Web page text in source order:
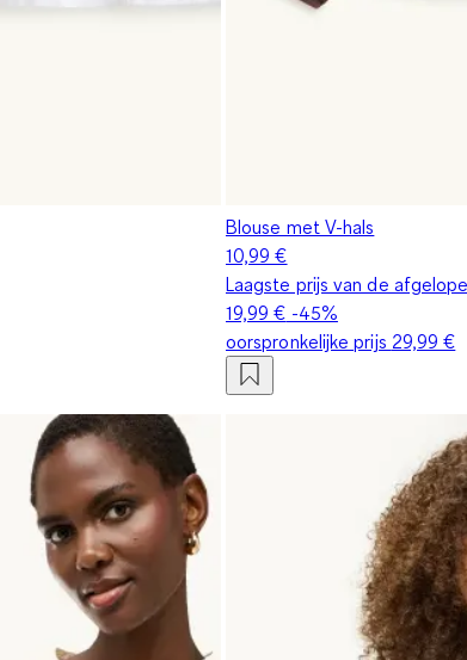
Blouse met V-hals
10,99 €
Laagste prijs van de
19,99 € -45%
oorspronkelijke prijs 29,99 €